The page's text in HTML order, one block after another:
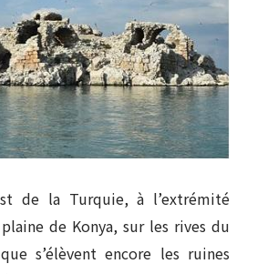
de la Turquie, à l’extrémité
de Konya, sur les rives du
s’élèvent encore les ruines